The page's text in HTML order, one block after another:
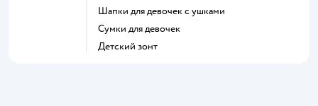
Шапки для девочек с ушками
Сумки для девочек
Детский зонт